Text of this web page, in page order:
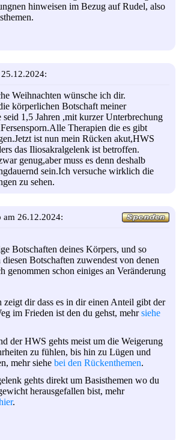
hinweisen im Bezug auf Rudel, also
Weihnachten wünsche ich dir.
körperlichen Botschaft meiner
seid 1,5 Jahren ,mit kurzer Unterbrechung
Therapien die es gibt
ist nun mein Rücken akut,HWS
das Iliosakralgelenk ist betroffen.
genug,aber muss es denn deshalb
sein.Ich versuche wirklich die
zu sehen.
am 26.12.2024:
Botschaften deines Körpers, und so
Botschaften zuwendest von denen
genommen schon einiges an Veränderung
zeigt dir dass es in dir einen Anteil gibt der
im Frieden ist den du gehst, mehrsiehe
der HWS gehts meist um die Weigerung
zu fühlen, bis hin zu Lügen und
mehr siehe bei den Rückenthemen.
gehts direkt um Basisthemen wo du
herausgefallen bist, mehr
.